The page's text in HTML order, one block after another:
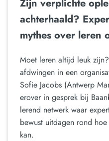
Zijn verplichte
achterhaald?
mythes over leren
Moet leren altijd leuk
afdwingen in een
Sofie Jacobs (Antwerp
erover in gesprek bij
lerend netwerk waar
bewust uitdagen rond
kan.